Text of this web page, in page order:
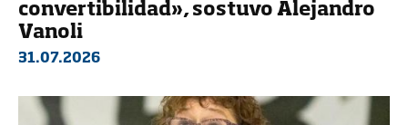
convertibilidad», sostuvo Alejandro
Vanoli
31.07.2026